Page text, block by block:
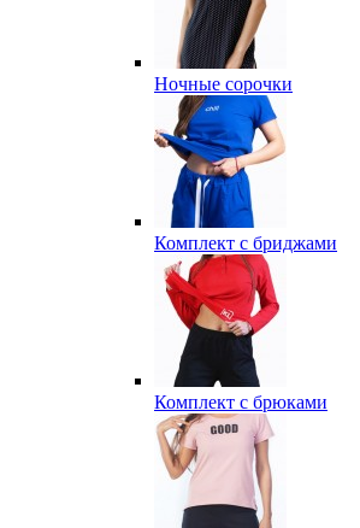
Ночные сорочки
Комплект с бриджами
Комплект с брюками